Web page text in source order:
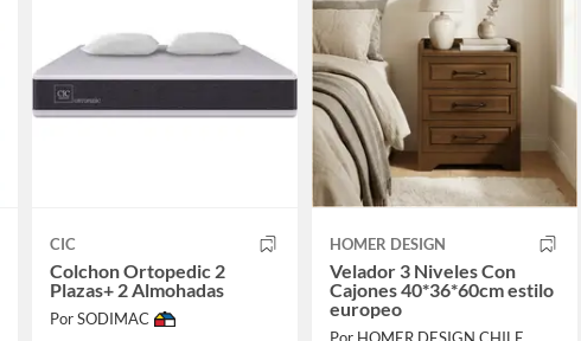
CIC
Colchon Ortopedic 2
Plazas+ 2 Almohadas
Por SODIMAC
HOMER DESIGN
Velador 3 Niveles Con
Cajones 40*36*60cm estilo
europeo